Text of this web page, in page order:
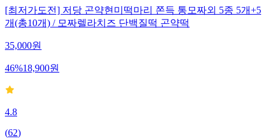
[최저가도전] 저당 곤약현미떡마리 쫀득 통모짜외 5종 5개+5
개(총10개) / 모짜렐라치즈 단백질떡 곤약떡
35,000원
46%18,900원
4.8
(62)